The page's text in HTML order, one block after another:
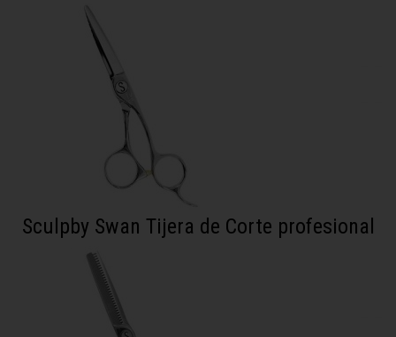
Sculpby Swan Tijera de Corte profesional